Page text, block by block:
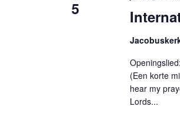
5
(Een korte
hear my
Lords...